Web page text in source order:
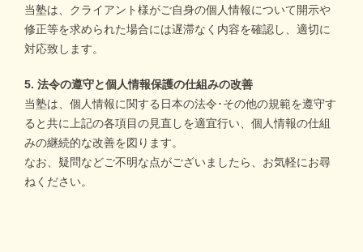
当塾は、クライアント様がご自身の個人情報について開示や
修正等を求められた場合には遅滞なく内容を確認し、適切に
対応致します。
5. 法令の遵守と個人情報保護の仕組みの改善
当塾は、個人情報に関する日本の法令･その他の規範を遵守す
ると共に上記の各項目の見直しを適宜行い、個人情報の仕組
みの継続的な改善を図ります。
なお、疑問などご不明な点がございましたら、お気軽にお尋
ねください。